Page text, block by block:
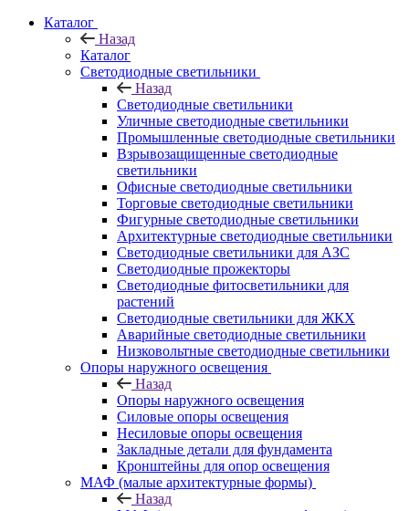
Каталог
Назад
Каталог
Светодиодные светильники
Назад
Светодиодные светильники
Уличные светодиодные светильники
Промышленные светодиодные светильники
Взрывозащищенные светодиодные
светильники
Офисные светодиодные светильники
Торговые светодиодные светильники
Фигурные светодиодные светильники
Архитектурные светодиодные светильники
Светодиодные светильники для АЗС
Светодиодные прожекторы
Светодиодные фитосветильники для
растений
Светодиодные светильники для ЖКХ
Аварийные светодиодные светильники
Низковольтные светодиодные светильники
Опоры наружного освещения
Назад
Опоры наружного освещения
Силовые опоры освещения
Несиловые опоры освещения
Закладные детали для фундамента
Кронштейны для опор освещения
МАФ (малые архитектурные формы)
Назад